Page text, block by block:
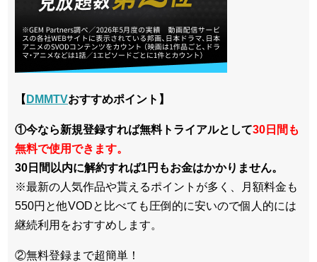
【 DMMTVおすすめポイント】
①今なら新規登録すれば無料トライアルとして30日間も
無料で使用できます。
30日間以内に解約すれば1円もお金はかかりません。
※最新の人気作品や貰えるポイントが多く、月額料金も
550円と他VODと比べても圧倒的に安いので個人的には
継続利用をおすすめします。
②無料登録まで超簡単！